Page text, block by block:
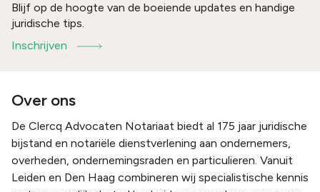
Blijf op de hoogte van de boeiende updates en handige
juridische tips.
Inschrijven
Over ons
De Clercq Advocaten Notariaat biedt al 175 jaar juridische
bijstand en notariële dienstverlening aan ondernemers,
overheden, ondernemingsraden en particulieren. Vanuit
Leiden en Den Haag combineren wij specialistische kennis